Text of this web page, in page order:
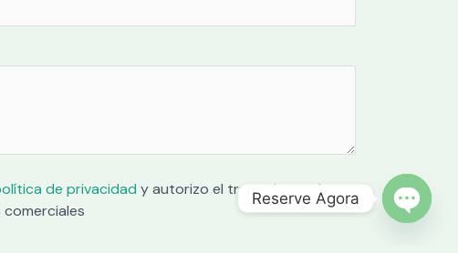
de privacidad y autorizo el tratamiento de
Reserve Agora
OPEN